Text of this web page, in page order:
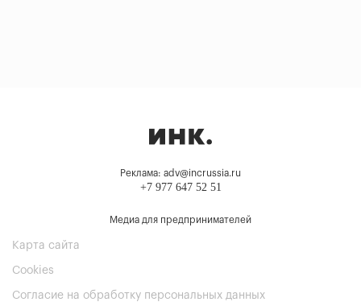
Реклама: adv@incrussia.ru
+7 977 647 52 51
Медиа для предпринимателей
Карта сайта
Cookies
Согласие на обработку персональных данных